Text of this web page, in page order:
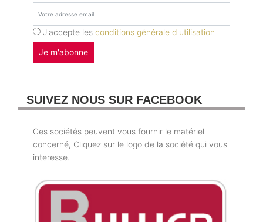
J'accepte les conditions générale d'utilisation
Je m'abonne
SUIVEZ NOUS SUR FACEBOOK
Ces sociétés peuvent vous fournir le matériel
concerné, Cliquez sur le logo de la société qui vous
interesse.